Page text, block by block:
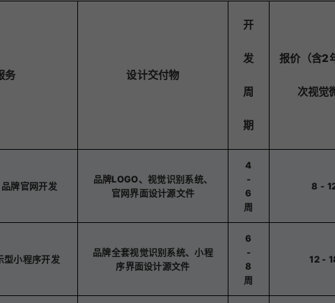
务 设计交付物
开
发
周
期
报价（含2
次视觉
牌官网开发
品牌LOGO、视觉识别系统、
官网界面设计源文件
4
-
6
周
8 -
型小程序开发
品牌全套视觉识别系统、小程
序界面设计源文件
6
-
8
周
12 -